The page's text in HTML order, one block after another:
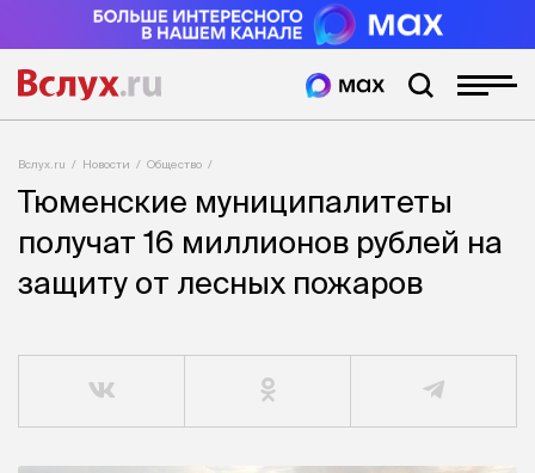
Вслух.ru Новости Общество
Тюменские муниципалитеты
получат 16 миллионов рублей на
защиту от лесных пожаров